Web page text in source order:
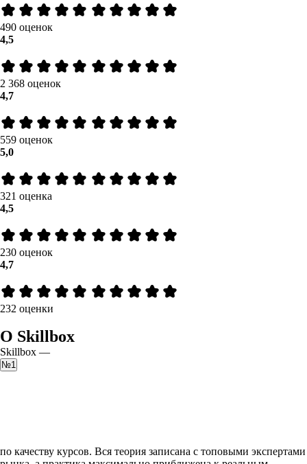
490 оценок
4,5
2 368 оценок
4,7
559 оценок
5,0
321 оценка
4,5
230 оценок
4,7
232 оценки
О Skillbox
Skillbox —
№1
по качеству курсов. Вся теория записана с топовыми экспертами